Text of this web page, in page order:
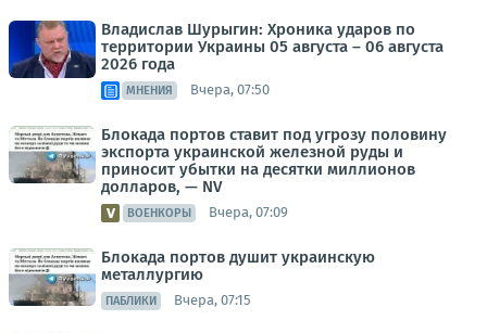
Владислав Шурыгин: Хроника ударов по
территории Украины 05 августа – 06 августа
2026 года
МНЕНИЯ Вчера, 07:50
Блокада портов ставит под угрозу половину
экспорта украинской железной руды и
приносит убытки на десятки миллионов
долларов, — NV
ВОЕНКОРЫ Вчера, 07:09
Блокада портов душит украинскую
металлургию
ПАБЛИКИ Вчера, 07:15